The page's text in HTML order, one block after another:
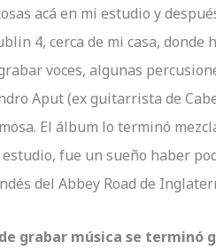
acá en mi estudio y
4, cerca de mi casa,
voces, algunas
Aput (ex guitarrista de
El álbum lo terminó
fue un sueño haber
del Abbey Road de
de grabar música se